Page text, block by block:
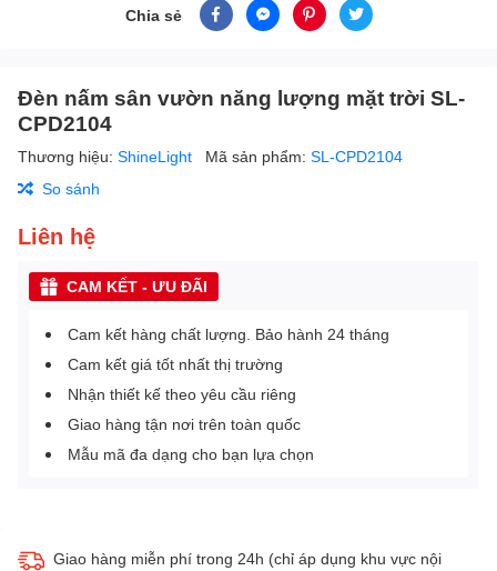
Chia sẻ
Đèn nấm sân vườn năng lượng mặt trời SL-
CPD2104
Thương hiệu: ShineLight Mã sản phẩm: SL-CPD2104
So sánh
Liên hệ
CAM KẾT - ƯU ĐÃI
Cam kết hàng chất lượng. Bảo hành 24 tháng
Cam kết giá tốt nhất thị trường
Nhận thiết kế theo yêu cầu riêng
Giao hàng tận nơi trên toàn quốc
Mẫu mã đa dạng cho bạn lựa chọn
Giao hàng miễn phí trong 24h (chỉ áp dụng khu vực nội